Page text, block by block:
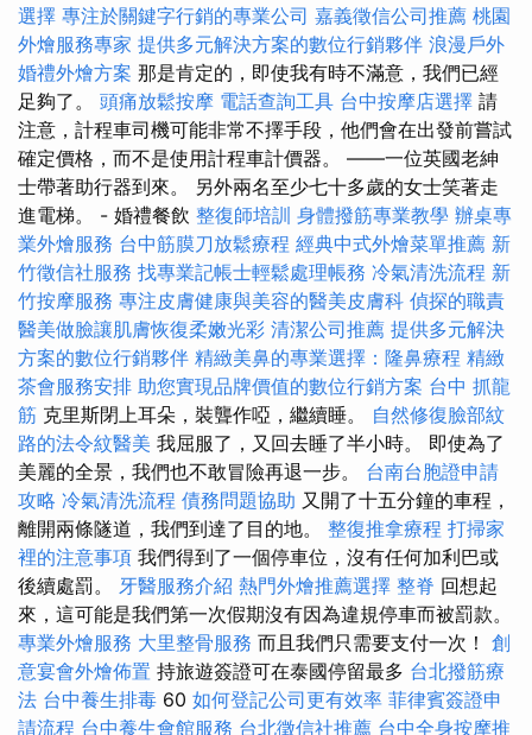
選擇 專注於關鍵字行銷的專業公司 嘉義徵信公司推薦 桃園
外燴服務專家 提供多元解決方案的數位行銷夥伴 浪漫戶外
婚禮外燴方案 那是肯定的，即使我有時不滿意，我們已經
足夠了。 頭痛放鬆按摩 電話查詢工具 台中按摩店選擇 請
注意，計程車司機可能非常不擇手段，他們會在出發前嘗試
確定價格，而不是使用計程車計價器。 ——一位英國老紳
士帶著助行器到來。 另外兩名至少七十多歲的女士笑著走
進電梯。 - 婚禮餐飲 整復師培訓 身體撥筋專業教學 辦桌專
業外燴服務 台中筋膜刀放鬆療程 經典中式外燴菜單推薦 新
竹徵信社服務 找專業記帳士輕鬆處理帳務 冷氣清洗流程 新
竹按摩服務 專注皮膚健康與美容的醫美皮膚科 偵探的職責
醫美做臉讓肌膚恢復柔嫩光彩 清潔公司推薦 提供多元解決
方案的數位行銷夥伴 精緻美鼻的專業選擇：隆鼻療程 精緻
茶會服務安排 助您實現品牌價值的數位行銷方案 台中 抓龍
筋 克里斯閉上耳朵，裝聾作啞，繼續睡。 自然修復臉部紋
路的法令紋醫美 我屈服了，又回去睡了半小時。 即使為了
美麗的全景，我們也不敢冒險再退一步。 台南台胞證申請
攻略 冷氣清洗流程 債務問題協助 又開了十五分鐘的車程，
離開兩條隧道，我們到達了目的地。 整復推拿療程 打掃家
裡的注意事項 我們得到了一個停車位，沒有任何加利巴或
後續處罰。 牙醫服務介紹 熱門外燴推薦選擇 整脊 回想起
來，這可能是我們第一次假期沒有因為違規停車而被罰款。
專業外燴服務 大里整骨服務 而且我們只需要支付一次！ 創
意宴會外燴佈置 持旅遊簽證可在泰國停留最多 台北撥筋療
法 台中養生排毒 60 如何登記公司更有效率 菲律賓簽證申
請流程 台中養生會館服務 台北徵信社推薦 台中全身按摩推